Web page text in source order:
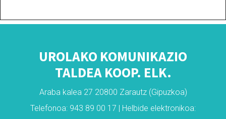
UROLAKO KOMUNIKAZIO
TALDEA KOOP. ELK.
Araba kalea 27 20800 Zarautz (Gipuzkoa)
Telefonoa: 943 89 00 17 | Helbide elektronikoa: